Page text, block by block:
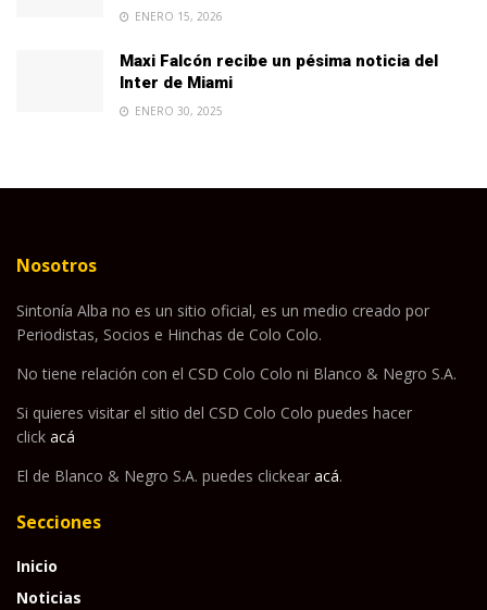
ENERO 15, 2026
Maxi Falcón recibe un pésima noticia del
Inter de Miami
ENERO 30, 2025
Nosotros
Sintonía Alba no es un sitio oficial, es un medio creado por
Periodistas, Socios e Hinchas de Colo Colo.
No tiene relación con el CSD Colo Colo ni Blanco & Negro S.A.
Si quieres visitar el sitio del CSD Colo Colo puedes hacer
click acá
El de Blanco & Negro S.A. puedes clickear acá.
Secciones
Inicio
Noticias